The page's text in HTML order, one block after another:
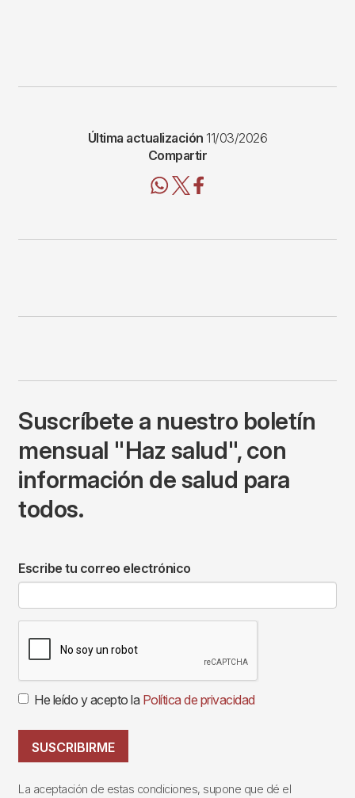
Última actualización 11/03/2026
Compartir
Suscríbete a nuestro boletín
mensual "Haz salud", con
información de salud para
todos.
Escribe tu correo electrónico
He leído y acepto la Política de privacidad
SUSCRIBIRME
La aceptación de estas condiciones, supone que dé el